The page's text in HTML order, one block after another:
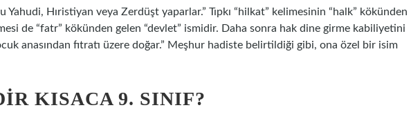
Yahudi, Hıristiyan veya Zerdüşt yaparlar.” Tıpkı “hilkat” kelimesinin “halk” kökünden
de “fatr” kökünden gelen “devlet” ismidir. Daha sonra hak dine girme kabiliyetini
anasından fıtratı üzere doğar.” Meşhur hadiste belirtildiği gibi, ona özel bir isim
KISACA 9. SINIF?